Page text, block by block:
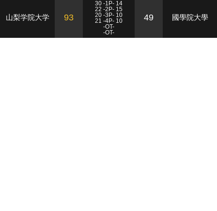
山梨学院大学 93
30 -1P- 14
22 -2P- 15
20 -3P- 10
21 -4P- 10
-OT-
-OT-
49 國學院大學